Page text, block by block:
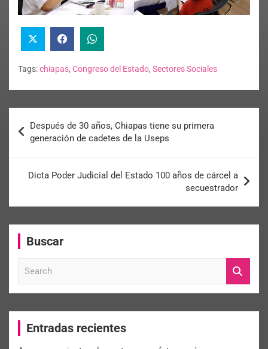
Tags:chiapas, Congreso del Estado, Sectores Sociales
Después de 30 años, Chiapas tiene su primera
generación de cadetes de la Useps
Dicta Poder Judicial del Estado 100 años de cárcel a
secuestrador
Buscar
c
Entradas recientes